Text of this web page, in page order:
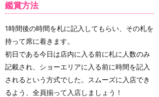
鑑賞方法
1時間後の時間を札に記入してもらい、その札を
持って席に着きます。
初日である今日は店内に入る前に札に人数のみ
記載され、ショーエリアに入る前に時間を記入
されるという方式でした。スムーズに入店でき
るよう、全員揃って入店しましょう！